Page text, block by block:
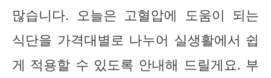
많습니다. 오늘은 고혈압에 도움이 되는
식단을 가격대별로 나누어 실생활에서 쉽
게 적용할 수 있도록 안내해 드릴게요. 부